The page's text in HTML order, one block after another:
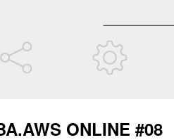
ONLINE #08